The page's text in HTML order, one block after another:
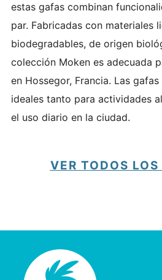
estas gafas combinan
par. Fabricadas con materiales
biodegradables, de origen
colección Moken es adecuada
en Hossegor, Francia. Las
ideales tanto para actividades
el uso diario en la ciudad.
VER TODOS